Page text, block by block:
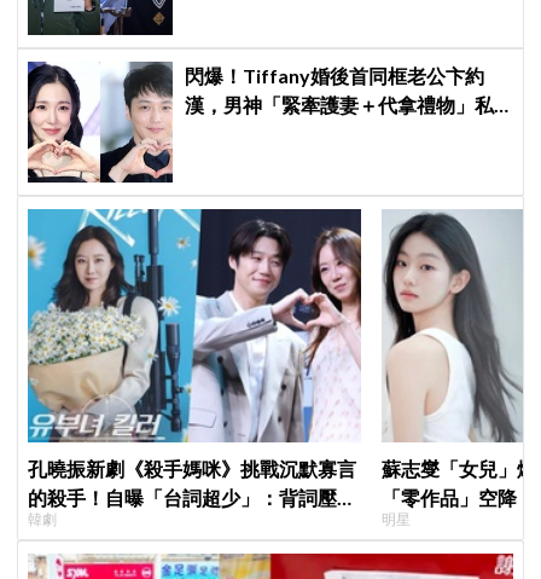
閃爆！Tiffany婚後首同框老公卞約
漢，男神「緊牽護妻＋代拿禮物」私
孔曉振新劇《殺手媽咪》挑戰沉默寡言
的殺手！自曝「台詞超少」：背詞壓力
小很多XD
韓劇
蘇志燮「女兒」
「零作品」空降
片被挖出網驚呆
明星